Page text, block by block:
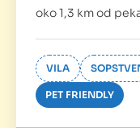
oko 1,3 km od
VILA
PET FRIENDLY